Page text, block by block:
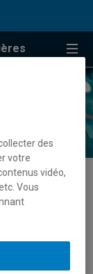
turpis leo
metus.
des
votre
vidéo,
Vous